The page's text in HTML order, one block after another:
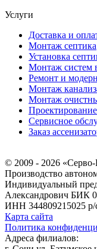
Услуги
Доставка и
Монтаж септика
Установка
Монтаж систем
Ремонт и
Монтаж
Монтаж
Сервисное
Заказ
© 2009 - 2026
Производство
Индивидуальный
Александрович БИК
ИНН 344809215025 р/
Карта сайта
Политика
Адреса филиалов: